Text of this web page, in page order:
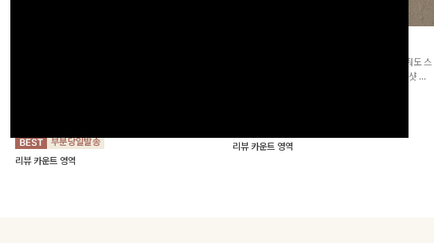
리뷰 카운트 영역
[고객요청재입고/2천장돌파💚]하나만 툭 착용해줘도 스
타일리시해 보이는 휘뚜루 마뚜루 아이템 ~ ! 인생샷 건
리뷰 카운트 영역